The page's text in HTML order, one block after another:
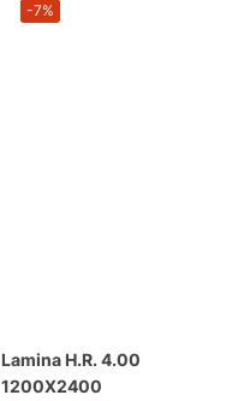
-7%
Lamina H.R. 4.00
1200X2400